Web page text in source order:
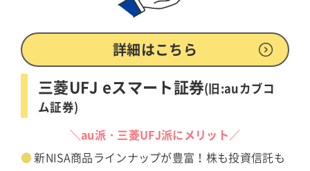
詳細はこちら
三菱UFJ eスマート証券(旧:auカブコ
ム証券)
＼au派・三菱UFJ派にメリット／
新NISA商品ラインナップが豊富！株も投資信託も